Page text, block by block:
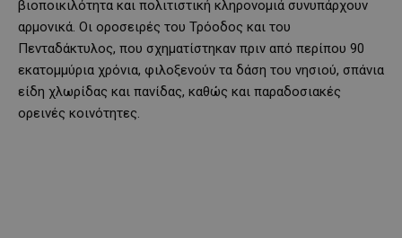
βιοποικιλότητα και πολιτιστική κληρονομιά συνυπάρχουν
αρμονικά. Οι οροσειρές του Τρόοδος και του
Πενταδάκτυλος, που σχηματίστηκαν πριν από περίπου 90
εκατομμύρια χρόνια, φιλοξενούν τα δάση του νησιού, σπάνια
είδη χλωρίδας και πανίδας, καθώς και παραδοσιακές
ορεινές κοινότητες.